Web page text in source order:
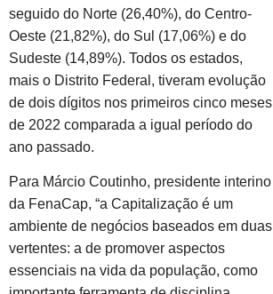
seguido do Norte (26,40%), do Centro-
Oeste (21,82%), do Sul (17,06%) e do
Sudeste (14,89%). Todos os estados,
mais o Distrito Federal, tiveram evolução
de dois dígitos nos primeiros cinco meses
de 2022 comparada a igual período do
ano passado.
Para Márcio Coutinho, presidente interino
da FenaCap, “a Capitalização é um
ambiente de negócios baseados em duas
vertentes: a de promover aspectos
essenciais na vida da população, como